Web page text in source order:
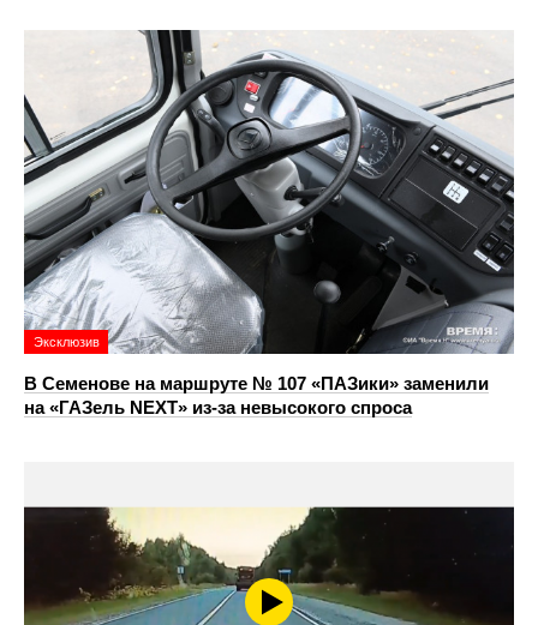
Эксклюзив
В Семенове на маршруте № 107 «ПАЗики» заменили
на «ГАЗель NEXT» из‑за невысокого спроса